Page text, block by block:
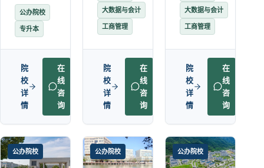
公办院校
专升本
院
校
详
情
在
线
咨
询
大数据与会计
工商管理
院
校
详
情
在
线
咨
询
大数据与会计
工商管理
院
校
详
情
在
线
咨
询
公办院校 公办院校 公办院校